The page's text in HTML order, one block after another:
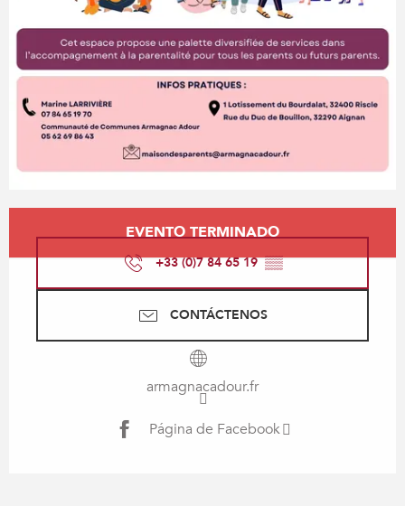
Horarios y datos de contacto
EVENTO TERMINADO
+33 (0)7 84 65 19▒▒
CONTÁCTENOS
armagnacadour.fr
Página de Facebook